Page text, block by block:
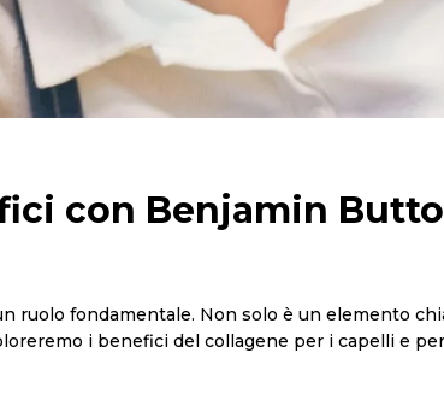
con Benjamin
ruolo fondamentale. Non solo è un elemento
i benefici del collagene per i capelli e